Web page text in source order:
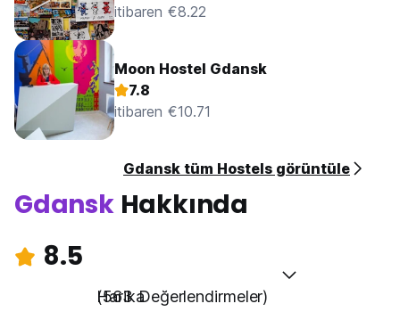
itibaren €8.22
Moon Hostel Gdansk
7.8
itibaren €10.71
Gdansk tüm Hostels görüntüle
GdanskHakkında
8.5
Harika
(563 Değerlendirmeler)